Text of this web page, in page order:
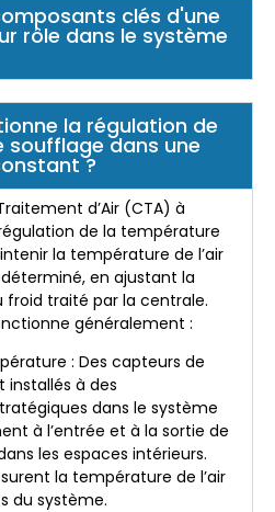
clés d'une
rôle dans le système
la régulation de
dans une
?
d’Air (CTA) à
de la température
la température de l’air
en ajustant la
froid traité par la centrale.
généralement :
: Des capteurs de
à des
dans le système
à l’entrée et à la sortie de
les espaces intérieurs.
la température de l’air
du système.